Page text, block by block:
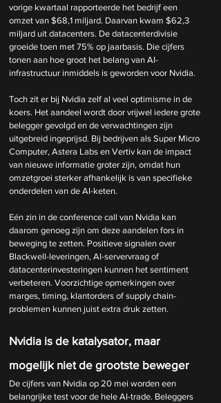
vorige kwartaal rapporteerde het bedrijf een
omzet van $68,1 miljard. Daarvan kwam $62,3
miljard uit datacenters. De datacenterdivisie
groeide toen met 75% op jaarbasis. Die cijfers
tonen aan hoe groot het belang van AI-
infrastructuur inmiddels is geworden voor Nvidia.
Toch zit er bij Nvidia zelf al veel optimisme in de
koers. Het aandeel wordt door vrijwel iedere grote
belegger gevolgd en de verwachtingen zijn
uitgebreid ingeprijsd. Bij bedrijven als Super Micro
Computer, Astera Labs en Vertiv kan de impact
van nieuwe informatie groter zijn, omdat hun
omzetgroei sterker afhankelijk is van specifieke
onderdelen van de AI-keten.
Eén zin in de conference call van Nvidia kan
daarom genoeg zijn om deze aandelen fors in
beweging te zetten. Positieve signalen over
Blackwell-leveringen, AI-servervraag of
datacenterinvesteringen kunnen het sentiment
verbeteren. Voorzichtige opmerkingen over
marges, timing, klantorders of supply chain-
problemen kunnen juist extra druk zetten.
Nvidia is de katalysator, maar
mogelijk niet de grootste beweger
De cijfers van Nvidia op 20 mei worden een
belangrijke test voor de hele AI-trade. Beleggers